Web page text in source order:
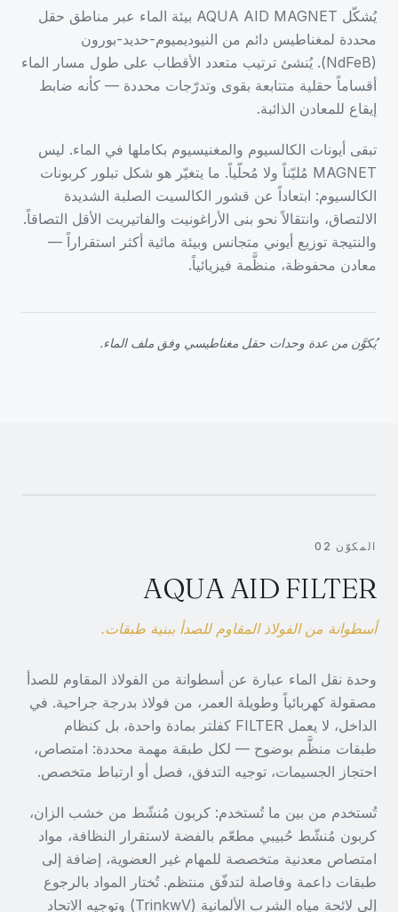
يُشكّل AQUA AID MAGNET بيئة الماء عبر مناطق حقل
محددة لمغناطيس دائم من النيوديميوم-حديد-بورون
(NdFeB). يُنشئ ترتيب متعدد الأقطاب على طول مسار الماء
أقساماً حقلية متتابعة بقوى وتدرّجات محددة — كأنه ضابط
إيقاع للمعادن الذائبة.
تبقى أيونات الكالسيوم والمغنيسيوم بكاملها في الماء. ليس
MAGNET مُليّناً ولا مُحلّياً. ما يتغيّر هو شكل تبلور كربونات
الكالسيوم: ابتعاداً عن قشور الكالسيت الصلبة الشديدة
الالتصاق، وانتقالاً نحو بنى الأراغونيت والفاتيريت الأقل التصاقاً.
والنتيجة توزيع أيوني متجانس وبيئة مائية أكثر استقراراً —
معادن محفوظة، منظَّمة فيزيائياً.
يُكوَّن من عدة وحدات حقل مغناطيسي وفق ملف الماء.
المكوّن 02
AQUA AID FILTER
أسطوانة من الفولاذ المقاوم للصدأ ببنية طبقات.
وحدة نقل الماء عبارة عن أسطوانة من الفولاذ المقاوم للصدأ
مصقولة كهربائياً وطويلة العمر، من فولاذ بدرجة جراحية. في
الداخل، لا يعمل FILTER كفلتر بمادة واحدة، بل كنظام
طبقات منظَّم بوضوح — لكل طبقة مهمة محددة: امتصاص،
احتجاز الجسيمات، توجيه التدفق، فصل أو ارتباط متخصص.
تُستخدم من بين ما تُستخدم: كربون مُنشّط من خشب الزان،
كربون مُنشّط حُبيبي مطعّم بالفضة لاستقرار النظافة، مواد
امتصاص معدنية متخصصة للمهام غير العضوية، إضافة إلى
طبقات داعمة وفاصلة لتدفّق منتظم. تُختار المواد بالرجوع
إلى لائحة مياه الشرب الألمانية (TrinkwV) وتوجيه الاتحاد